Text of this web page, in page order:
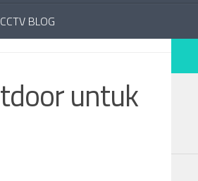
CCTV BLOG
untuk